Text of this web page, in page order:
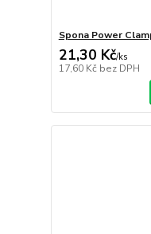
Spona Power
21,30 Kč/ks
17,60 Kč bez DPH